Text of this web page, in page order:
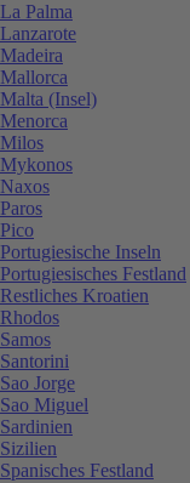
La Palma
Lanzarote
Madeira
Mallorca
Malta (Insel)
Menorca
Milos
Mykonos
Naxos
Paros
Pico
Portugiesische Inseln
Portugiesisches Festland
Restliches Kroatien
Rhodos
Samos
Santorini
Sao Jorge
Sao Miguel
Sardinien
Sizilien
Spanisches Festland